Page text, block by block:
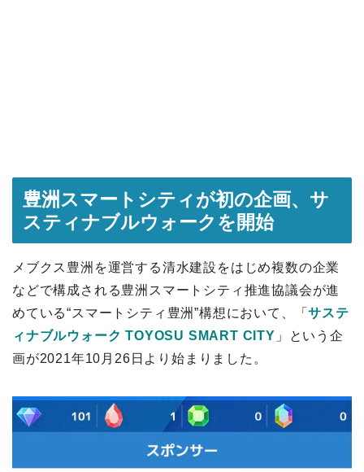
豊洲スマートシティが初の企画、サ
スティナブルウォークを開始
メブクス豊洲を運営する清水建設をはじめ複数の企業
などで構成される豊洲スマートシティ推進協議会が進
めている“スマートシティ豊洲”構想において、「サステ
ィナブルウォーク TOYOSU SMART CITY 」という企
画が2021年10月26日より始まりました。